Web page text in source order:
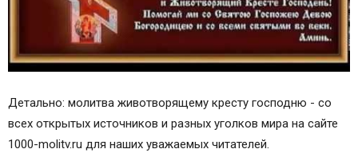
Детально: молитва животворящему кресту господню - со
всех открытых источников и разных уголков мира на сайте
1000-molitv.ru для наших уважаемых читателей.